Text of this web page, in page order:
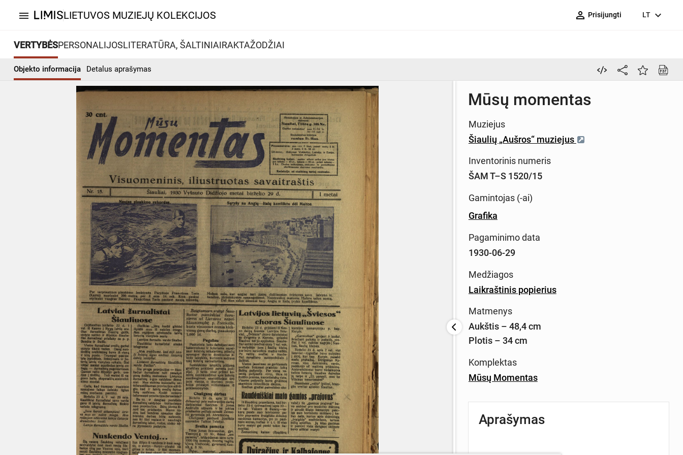
menu LIETUVOS MUZIEJŲ KOLEKCIJOS person_outline Prisijungti LT expand_more
VERTYBĖSPERSONALIJOSLITERATŪRA, ŠALTINIAIRAKTAŽODŽIAI
Objekto informacija Detalus aprašymas
Mūsų momentas
Muziejus
Šiaulių „Aušros“ muziejus
Inventorinis numeris
ŠAM T–S 1520/15
Gamintojas (-ai)
Grafika
Pagaminimo data
1930-06-29
Medžiagos
Laikraštinis popierius
Matmenys
Aukštis – 48,4 cm
Plotis – 34 cm
Komplektas
Mūsų Momentas
Aprašymas